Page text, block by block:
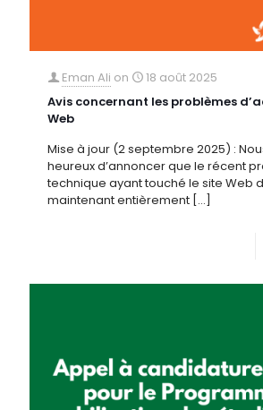
Eman Ali on
18 août 2025
Avis concernant les problèmes
Web
Mise à jour (2 septembre 2025) :
heureux d’annoncer que le récent
technique ayant touché le site Web
maintenant entièrement […]